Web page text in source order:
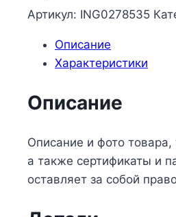
Артикул: ING0278535
Описание
Характеристики
Описание
Описание и фото
а также сертификаты и
оставляет за собой